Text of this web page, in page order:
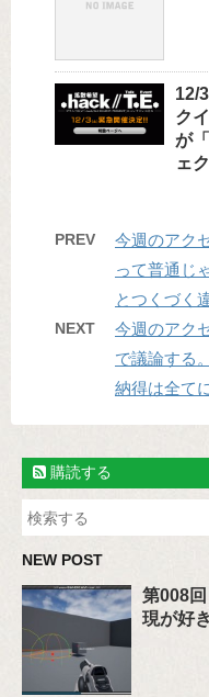
12/
ク
が
ェ
PREV
今週のアク
って普通じ
とつくづく
NEXT
今週のアク
で議論する
納得は全て
購読する
NEW POST
第008
現が好き